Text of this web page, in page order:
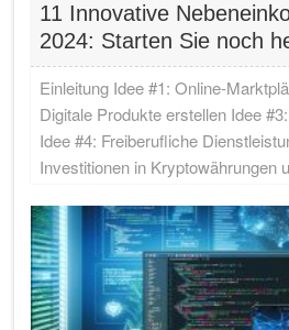
11 Innovative
2024: Starten Sie noch
Einleitung Idee #1: Online-
Digitale Produkte erstellen Idee
Idee #4: Freiberufliche
Investitionen in Kryptowährungen